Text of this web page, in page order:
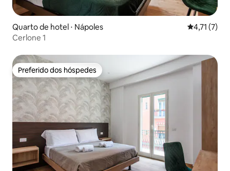
Quarto de hotel ⋅ Nápoles 4,71 de
4,71 (7)
Cerlone 1
Preferido dos hóspedes
Preferido dos hóspedes